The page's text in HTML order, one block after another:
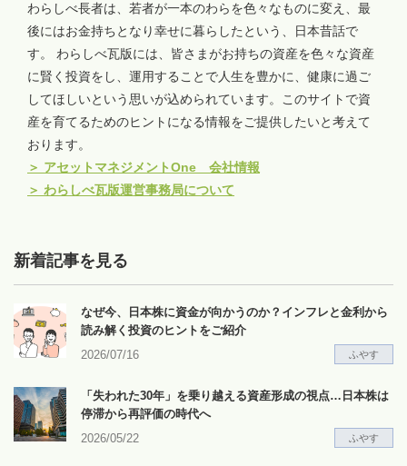
わらしべ長者は、若者が一本のわらを色々なものに変え、最
後にはお金持ちとなり幸せに暮らしたという、日本昔話で
す。 わらしべ瓦版には、皆さまがお持ちの資産を色々な資産
に賢く投資をし、運用することで人生を豊かに、健康に過ご
してほしいという思いが込められています。このサイトで資
産を育てるためのヒントになる情報をご提供したいと考えて
おります。
＞ アセットマネジメントOne 会社情報
＞ わらしべ瓦版運営事務局について
新着記事を見る
なぜ今、日本株に資金が向かうのか？インフレと金利から
読み解く投資のヒントをご紹介
2026/07/16
ふやす
「失われた30年」を乗り越える資産形成の視点…日本株は
停滞から再評価の時代へ
2026/05/22
ふやす